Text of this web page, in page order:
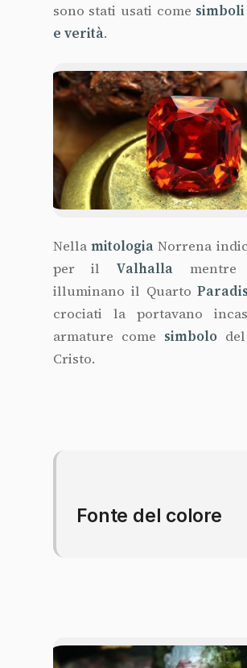
sono stati usati come
e verità.
Nella mitologiaNorrena
per il Valhalla mentre
illuminano il Quarto
crociati la portavano
armature come simbolodel
Cristo.
Fonte del colore